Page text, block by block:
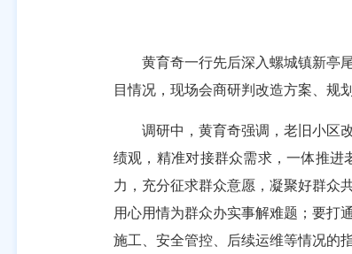
黄育奇一行先后深入螺城镇新亭尾
目情况，现场会商研判改造方案、规
调研中，黄育奇强调，老旧小区改
绩观，精准对接群众需求，一体推进
力，充分征求群众意愿，凝聚好群众
用心用情为群众办实事解难题；要打
施工、安全管控、后续运维等情况的